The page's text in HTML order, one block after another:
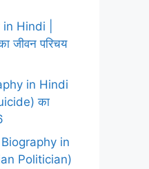
Hindi |
जीवन परिचय
in Hindi
का
in
Politician)